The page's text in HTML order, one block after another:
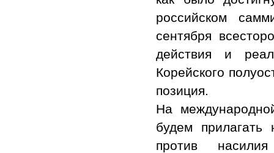
российском
сентября
действия и
Корейского
позиция.
На
будем прилагать
против